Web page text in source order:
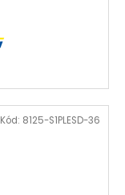
Kód: 8125-S1PLESD-36